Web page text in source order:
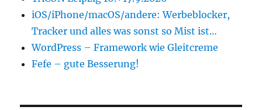
iOS/iPhone/macOS/andere: Werbeblocker,
Tracker und alles was sonst so Mist ist…
WordPress – Framework wie Gleitcreme
Fefe – gute Besserung!